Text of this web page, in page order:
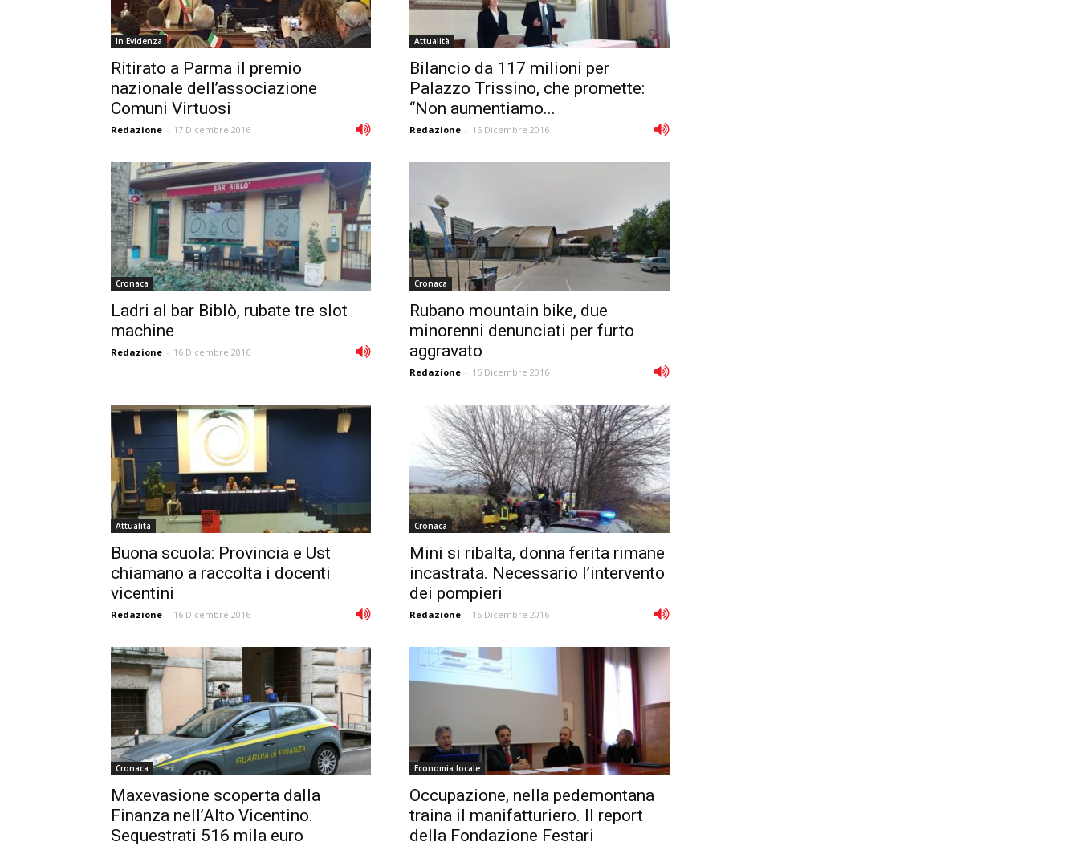
In Evidenza
Ritirato a Parma il premio
nazionale dell’associazione
Comuni Virtuosi
Redazione - 17 Dicembre 2016
Attualità
Bilancio da 117 milioni per
Palazzo Trissino, che promette:
“Non aumentiamo...
Redazione - 16 Dicembre 2016
Cronaca
Ladri al bar Biblò, rubate tre slot
machine
Redazione - 16 Dicembre 2016
Cronaca
Rubano mountain bike, due
minorenni denunciati per furto
aggravato
Redazione - 16 Dicembre 2016
Attualità
Buona scuola: Provincia e Ust
chiamano a raccolta i docenti
vicentini
Redazione - 16 Dicembre 2016
Cronaca
Mini si ribalta, donna ferita rimane
incastrata. Necessario l’intervento
dei pompieri
Redazione - 16 Dicembre 2016
Cronaca
Maxevasione scoperta dalla
Finanza nell’Alto Vicentino.
Sequestrati 516 mila euro
Economia locale
Occupazione, nella pedemontana
traina il manifatturiero. Il report
della Fondazione Festari